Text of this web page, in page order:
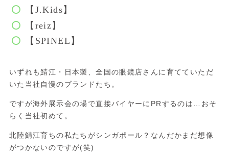
【J.Kids】
【reiz】
【SPINEL】
いずれも鯖江・日本製、全国の眼鏡店さんに育てていただ
いた当社自慢のブランドたち。
ですが海外展示会の場で直接バイヤーにPRするのは…おそ
らく当社初めて。
北陸鯖江育ちの私たちがシンガポール？なんだかまだ想像
がつかないのですが(笑)